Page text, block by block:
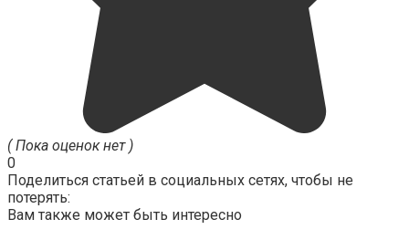
( Пока оценок нет )
0
Поделиться статьей в социальных сетях, чтобы не
потерять:
Вам также может быть интересно